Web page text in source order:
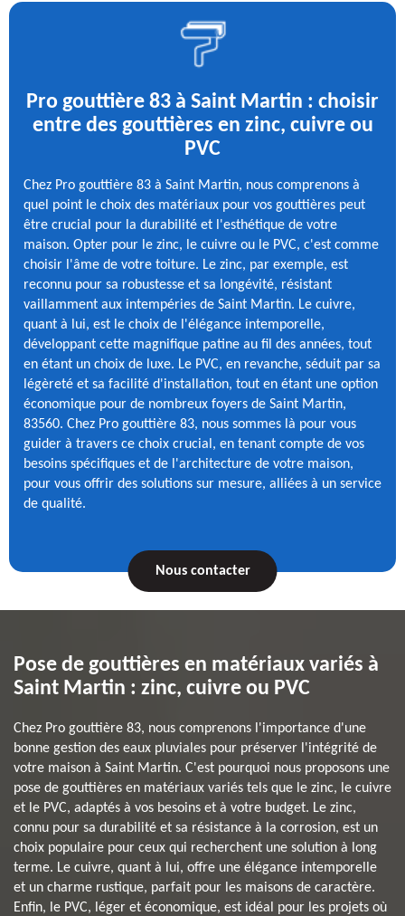
Pro gouttière 83 à Saint Martin : choisir
entre des gouttières en zinc, cuivre ou
PVC
Chez Pro gouttière 83 à Saint Martin, nous comprenons à
quel point le choix des matériaux pour vos gouttières peut
être crucial pour la durabilité et l'esthétique de votre
maison. Opter pour le zinc, le cuivre ou le PVC, c'est comme
choisir l'âme de votre toiture. Le zinc, par exemple, est
reconnu pour sa robustesse et sa longévité, résistant
vaillamment aux intempéries de Saint Martin. Le cuivre,
quant à lui, est le choix de l'élégance intemporelle,
développant cette magnifique patine au fil des années, tout
en étant un choix de luxe. Le PVC, en revanche, séduit par sa
légèreté et sa facilité d'installation, tout en étant une option
économique pour de nombreux foyers de Saint Martin,
83560. Chez Pro gouttière 83, nous sommes là pour vous
guider à travers ce choix crucial, en tenant compte de vos
besoins spécifiques et de l'architecture de votre maison,
pour vous offrir des solutions sur mesure, alliées à un service
de qualité.
Nous contacter
Pose de gouttières en matériaux variés à
Saint Martin : zinc, cuivre ou PVC
Chez Pro gouttière 83, nous comprenons l'importance d'une
bonne gestion des eaux pluviales pour préserver l'intégrité de
votre maison à Saint Martin. C'est pourquoi nous proposons une
pose de gouttières en matériaux variés tels que le zinc, le cuivre
et le PVC, adaptés à vos besoins et à votre budget. Le zinc,
connu pour sa durabilité et sa résistance à la corrosion, est un
choix populaire pour ceux qui recherchent une solution à long
terme. Le cuivre, quant à lui, offre une élégance intemporelle
et un charme rustique, parfait pour les maisons de caractère.
Enfin, le PVC, léger et économique, est idéal pour les projets où